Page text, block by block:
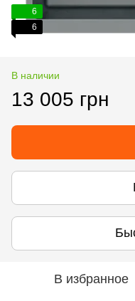
6
6
В наличии
13 005 грн
В избранное